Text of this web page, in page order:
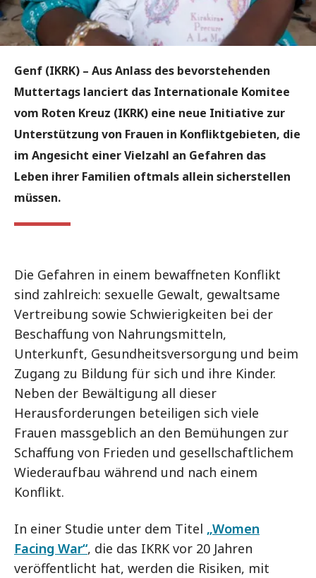
Genf (IKRK) – Aus Anlass des bevorstehenden
Muttertags lanciert das Internationale Komitee
vom Roten Kreuz (IKRK) eine neue Initiative zur
Unterstützung von Frauen in Konfliktgebieten, die
im Angesicht einer Vielzahl an Gefahren das
Leben ihrer Familien oftmals allein sicherstellen
müssen.
Die Gefahren in einem bewaffneten Konflikt
sind zahlreich: sexuelle Gewalt, gewaltsame
Vertreibung sowie Schwierigkeiten bei der
Beschaffung von Nahrungsmitteln,
Unterkunft, Gesundheitsversorgung und beim
Zugang zu Bildung für sich und ihre Kinder.
Neben der Bewältigung all dieser
Herausforderungen beteiligen sich viele
Frauen massgeblich an den Bemühungen zur
Schaffung von Frieden und gesellschaftlichem
Wiederaufbau während und nach einem
Konflikt.
In einer Studie unter dem Titel „Women
Facing War“, die das IKRK vor 20 Jahren
veröffentlicht hat, werden die Risiken, mit